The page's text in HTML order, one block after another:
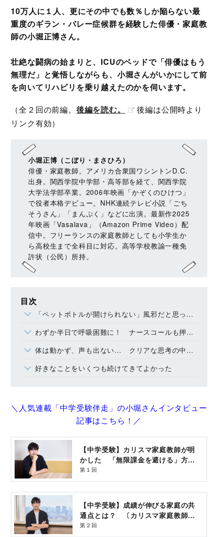
10万人に１人、更にその中でも数％しか陥らない最
重度のギラン・バレー症候群を経験した俳優・家庭教
師の小堀正博さん。
壮絶な闘病の始まりと、ICUのベッドで「俳優はもう
無理だ」と覚悟しながらも、小堀さんがいかにして前
を向いてリハビリを乗り越えたのかを伺います。
（全２回の前編。 後編を読む。
後編は公開時より
リンク有効）
小堀正博（こぼり・まさひろ）
俳優・家庭教師。アメリカ合衆国ワシントンD.C.
出身。関西学院中学部・高等部を経て、関西学院
大学法学部卒業。2006年映画「かぞくのひけつ」
で役者本格デビュー。NHK連続テレビ小説「ごち
そうさん」「まんぷく」などに出演。最新作2025
年映画「Vasalava」（Amazon Prime Video）配
信中。フリーランスの家庭教師としても小学生か
ら高校生まで全科目に対応。高等学校教諭一種免
許状（公民）所持。
目次
「ペットボトルが開けられない」風邪だと思っていた異変の正体
わずか半日で呼吸困難に！ ナースコールも押せず「記憶があいまい」な夜
体は動かず、声も出ない… クリアな思考の中で襲ってきた「死の恐怖」
好きなことをいくつも続けてきてよかった
＼人気連載「中学受験伴走」の小堀さんインタビュー
記事はこちら！／
【中学受験】カリスマ家庭教師が明
かした 「無限課金を避ける」方法
と「成績が伸びる子の親」に共通の
第１回
【中学受験】成績が伸びる家庭の共
通点とは？ 〔カリスマ家庭教師〕
が明かす親の役割３ヵ条
第２回